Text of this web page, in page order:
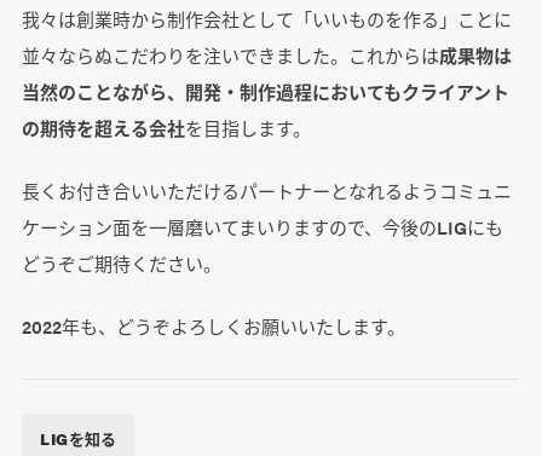
我々は創業時から制作会社として「いいものを作る」ことに
並々ならぬこだわりを注いできました。これからは成果物は
当然のことながら、開発・制作過程においてもクライアント
の期待を超える会社を目指します。
長くお付き合いいただけるパートナーとなれるようコミュニ
ケーション面を一層磨いてまいりますので、今後のLIGにも
どうぞご期待ください。
2022年も、どうぞよろしくお願いいたします。
LIGを知る